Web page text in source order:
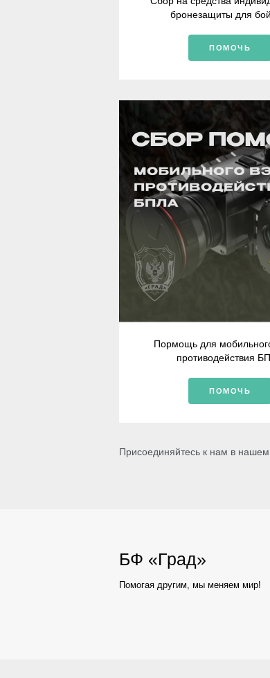
бронезащиты для
ПОМОЧЬ
Пормощь для
противодействия
ПОМОЧЬ
Присоединяйтесь к нам в
БФ «Град»
Помогая другим, мы меняем мир!